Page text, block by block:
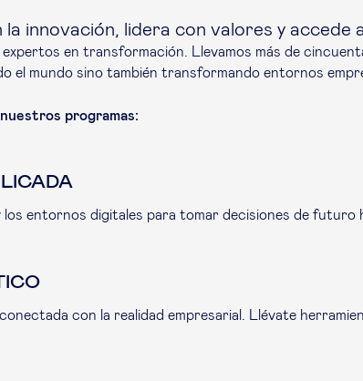
innovación, lidera con valores y accede
expertos en transformación. Llevamos más de
el mundo sino también transformando entornos
programas:
los entornos digitales para tomar decisiones de futuro
conectada con la realidad empresarial. Llévate